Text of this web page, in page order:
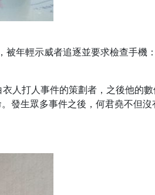
年輕示威者追逐並要求檢查手機
人打人事件的策劃者，之後他的
發生眾多事件之後，何君堯不但